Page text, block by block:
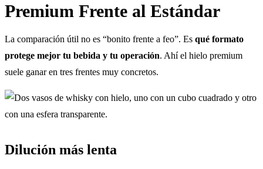
Premium Frente al Estándar
La comparación útil no es “bonito frente a feo”. Es qué formato
protege mejor tu bebida y tu operación. Ahí el hielo premium
suele ganar en tres frentes muy concretos.
Dilución más lenta